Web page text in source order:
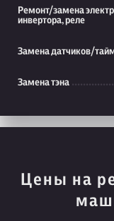
Ремонт/замена
инвертора, реле
Замена датчиков/
Замена тэна
Цены на